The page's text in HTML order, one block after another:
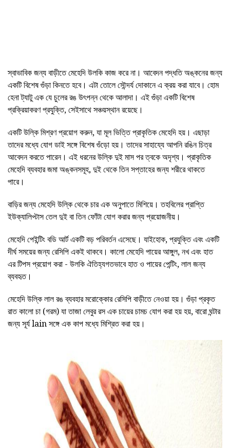
স্বাভাবিক জন্য বাড়ীতে মেহেদি উলকি কাজ করে না। আবেদন পদ্ধতি অঙ্কনের জন্য
একটি বিশেষ গুঁড়া কিনতে হবে। এটা তোলে সৌন্দর্য দোকানে এ ক্রয় করা যাবে। হোম
হেনা ট্যাটু এক যে চুলের রঙ উৎপন্ন থেকে আলাদা। এই গুঁড়া একটি বিশেষ
প্রক্রিয়াকরণ প্রযুক্তি, সেইসাথে সঞ্চয়স্থান রয়েছে।
একটি উল্কি মিশ্রণ প্রয়োগ করুন, যা মূল ভিত্তি প্রাকৃতিক মেহেদি হয়। এছাড়া
তাদের মধ্যে যোগ ডাই সঙ্গে বিশেষ গুঁড়ো হয়। তাদের সাহায্যে আপনি রঙিন চিত্র
আবেদন করতে পারেন। এই ধরনের উল্কি দুই মাস পর ত্বকে অদৃশ্য। প্রাকৃতিক
মেহেদি ব্যবহার জমা অঙ্কনসমূহ, দুই থেকে তিন সপ্তাহের জন্য শরীরে থাকতে
পারে।
বাড়ির জন্য মেহেদি উল্কি থেকে চার এক অনুপাতে মিশিয়ে। তহবিলের প্রাপ্তি
ইউক্যালিপ্টাস তেল দুই বা তিন ফোঁটা যোগ করার জন্য প্রয়োজনীয়।
মেহেদি পেইন্টিং বডি আর্ট একটি বড় পরিবর্তন এসেছে। যাইহোক, প্রযুক্তি এবং একটি
দীর্ঘ সময়ের জন্য রেসিপি একই থাকবে। কালো মেহেদি পায়ের আঙ্গুল, নখ এবং হাত
এর টিপস প্রয়োগ করা - উলকি ঐতিহ্যগতভাবে হাত ও পায়ের পেন্টিং, লাল জন্য
ব্যবহৃত।
মেহেদি উল্কি লাল রঙ ব্যবহার মরোক্কোর রেসিপি বাড়ীতে নেওয়া হয়। গুঁড়া প্রকৃত
রাত কালো চা (গরম) যা তাজা লেবুর রস এক চায়ের চামচ যোগ করা হয় হয়, বারো ঘন্টার
জন্য সূর্য lain সঙ্গে এক কাপ মধ্যে মিশ্রিত করা হয়।